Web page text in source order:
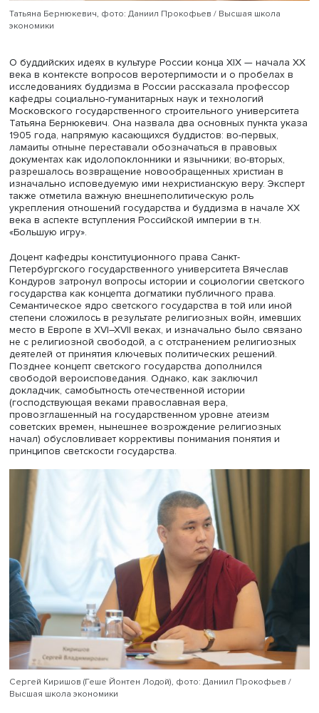
Михаил Одинцов, Михаил Шахов, фото: Даниил Прокофьев /
школа экономики
Доктор исторических наук, профессор Михаил Одинцов
осветил зарубежный и российский опыт в достижении и
обеспечении веротерпимости и свободы совести. Указ
императора Николая II «Об укреплении начал
веротерпимости» был воспринят представителями
общественных групп того времени неодинаково и
последовательного осуществления дальнейших шагов
развитию принципа веротерпимости, свобод
вероисповедания и совести. По мнению Михаила
веротерпимость является высшей формой
церковных отношений в клерикальном государстве,
приходящей на смену таким предшествовавшим
теократия, цезарепапизм, папоцезаризм, ею
возможности последовательного и
развития свободы вероисповедания.